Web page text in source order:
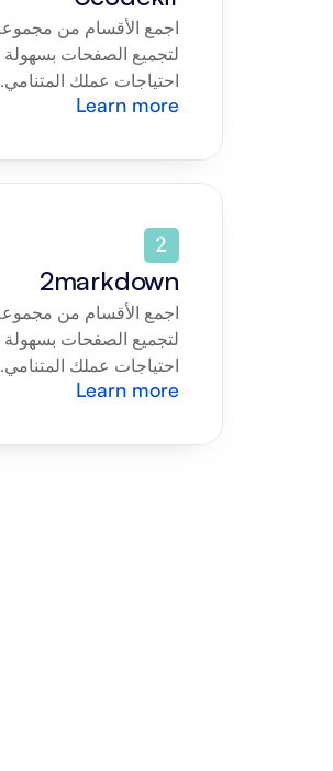
احتياجات عملك المتنامي.
Learn more
2markdown
احتياجات عملك المتنامي.
Learn more